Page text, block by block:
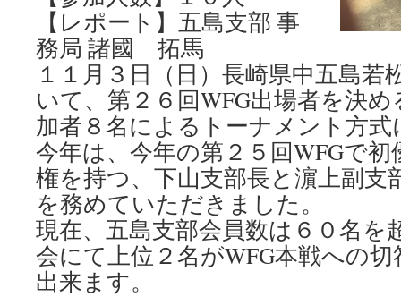
【レポート】五島支部 事
務局 諸國 拓馬
１１月３日（日）長崎県中五島若
いて、第２６回WFG出場者を決
加者８名によるトーナメント方
今年は、今年の第２５回WFGで
権を持つ、下山支部長と濵上副支
を務めていただきました。
現在、五島支部会員数は６０名を
会にて上位２名がWFG本戦への
出来ます。